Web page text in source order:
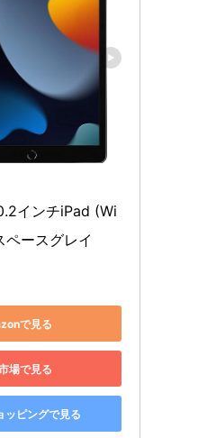
インチiPad (Wi
ースグレイ
で見る
場で見る
ッピングで見る